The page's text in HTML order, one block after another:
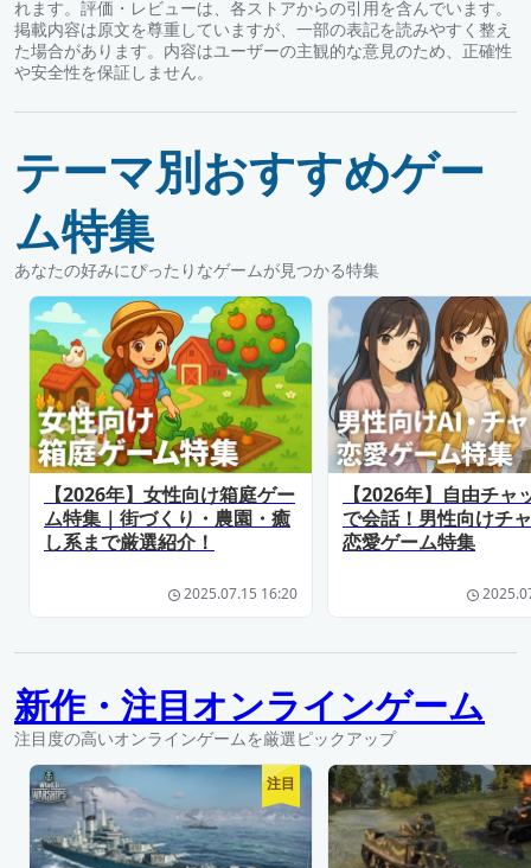
れます。評価・レビューは、各ストアからの引用を含んでいます。
掲載内容は原文を尊重していますが、一部の表記を読みやすく整え
た場合があります。内容はユーザーの主観的な意見のため、正確性
や安全性を保証しません。
テーマ別おすすめゲー
ム特集
あなたの好みにぴったりなゲームが見つかる特集
【2026年】女性向け箱庭ゲー
ム特集｜街づくり・農園・癒
し系まで厳選紹介！
2025.07.15 16:20
【2026年】自由チャ
で会話！男性向けチ
恋愛ゲーム特集
新作・注目オンラインゲーム
注目度の高いオンラインゲームを厳選ピックアップ
注目